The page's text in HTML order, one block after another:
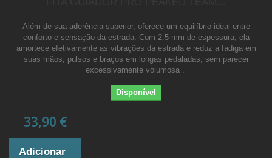
Além de sua aderência superior, oferece um equilíbrio ideal entre
conforto e sensação da estrada. Com 2.5 mm de espessura, ela
amortece efetivamente as vibrações da estrada e reduz a fadiga em
suas mãos, pulsos e braços em longas pedaladas, sem parecer
excessivamente volumosa .
Disponível
33,90 €
Adicionar